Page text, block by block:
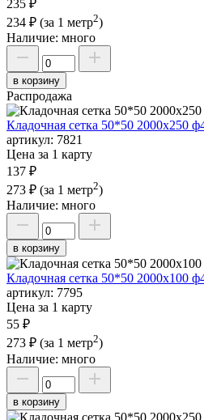
235 ₽
234 ₽ (за 1 метр2)
Наличие: много
в корзину
Распродажа
Кладочная сетка 50*50 2000х250
артикул: 7821
Цена за 1 карту
137 ₽
273 ₽ (за 1 метр2)
Наличие: много
в корзину
Кладочная сетка 50*50 2000х100
артикул: 7795
Цена за 1 карту
55 ₽
273 ₽ (за 1 метр2)
Наличие: много
в корзину